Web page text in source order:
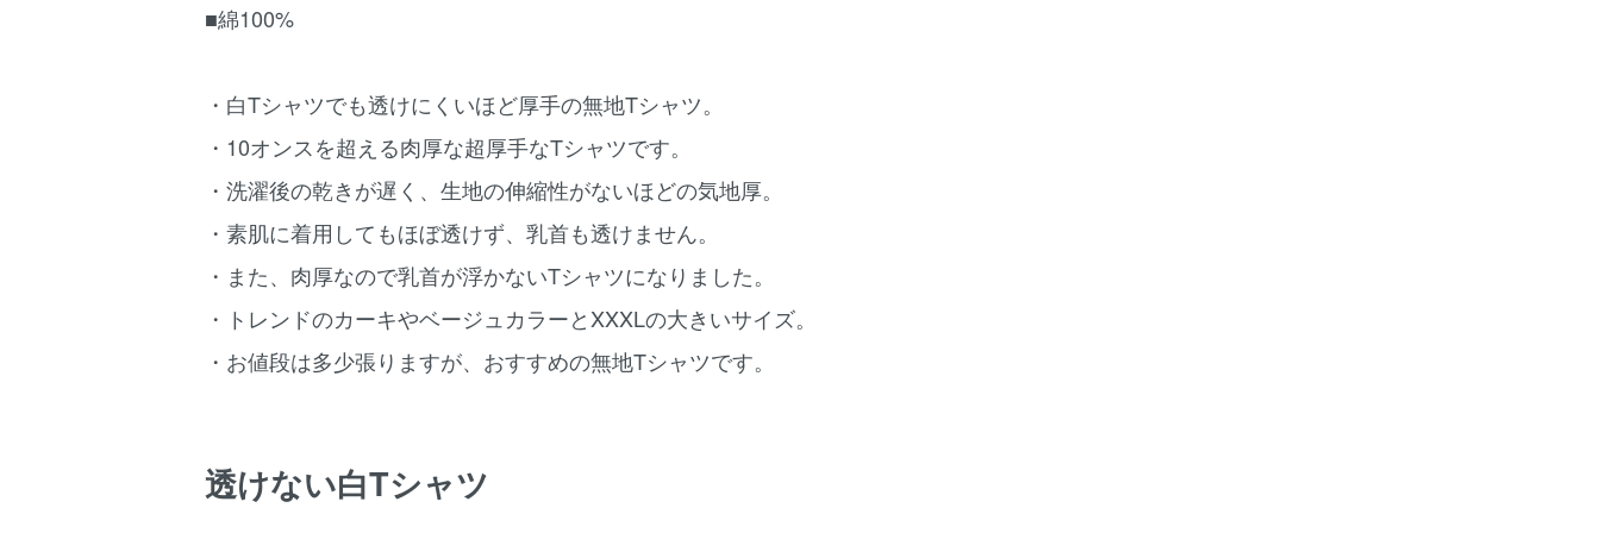
■綿100%
・白Tシャツでも透けにくいほど厚手の無地Tシャツ。
・10オンスを超える肉厚な超厚手なTシャツです。
・洗濯後の乾きが遅く、生地の伸縮性がないほどの気地厚。
・素肌に着用してもほぼ透けず、乳首も透けません。
・また、肉厚なので乳首が浮かないTシャツになりました。
・トレンドのカーキやベージュカラーとXXXLの大きいサイズ。
・お値段は多少張りますが、おすすめの無地Tシャツです。
透けない白Tシャツ